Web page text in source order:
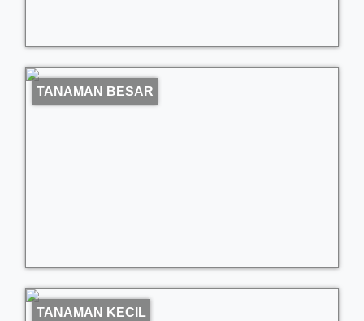
TANAMAN BESAR
TANAMAN KECIL